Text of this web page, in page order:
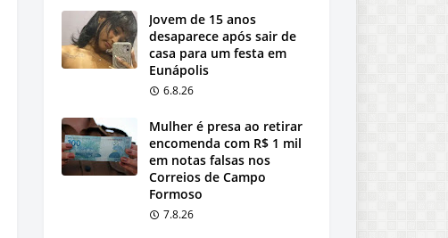
Jovem de 15 anos
desaparece após sair de
casa para um festa em
Eunápolis
6.8.26
Mulher é presa ao retirar
encomenda com R$ 1 mil
em notas falsas nos
Correios de Campo
Formoso
7.8.26